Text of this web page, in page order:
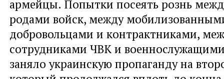
армейцы. Попытки посеять рознь
родами войск, между
добровольцами и контрактниками,
сотрудниками ЧВК и
заняло украинскую пропаганду на